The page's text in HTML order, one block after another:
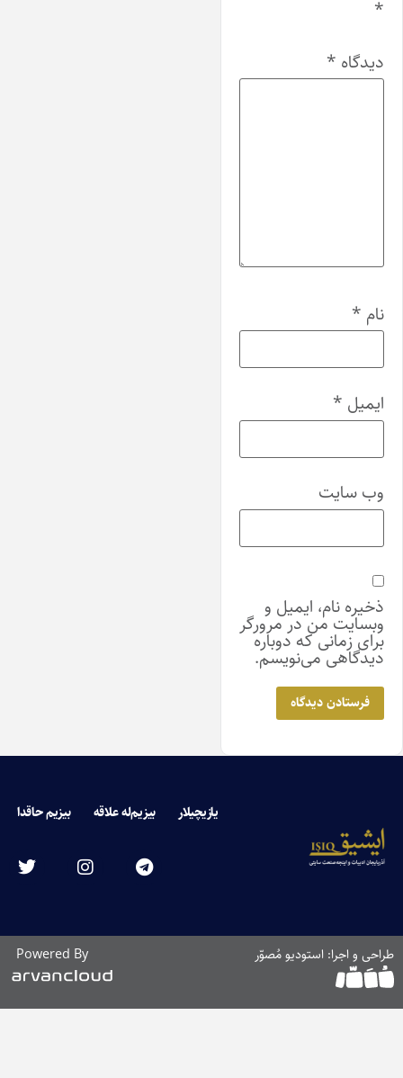
دیدگاه*
نام*
ایمیل *
وب‌ سایت
ذخیره نام، ایمیل و
وبسایت من در مرورگر
برای زمانی که دوباره
دیدگاهی می‌نویسم.
یازیچیلار بیزیم‌له علاقه بیزیم حاقدا
طراحی و اجرا: استودیو مُصوّر Powered By